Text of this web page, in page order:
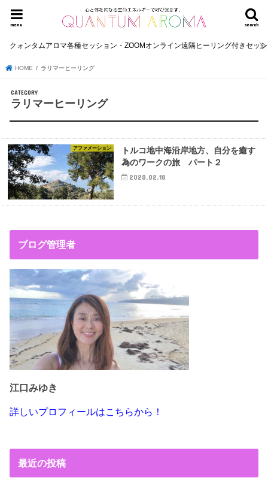
search
menu
クォンタムアロマ各種セッション・ZOOMオンライン遠隔ヒーリング付きセッ
HOME ラリマーヒーリング
ラリマーヒーリング
アファメーション
トルコ地中海沿岸地方、自分を癒す
為のワークの旅 パート２
2020.02.18
ブログ管理者
江口みゆき
詳しいプロフィールはこちらから！
最近の投稿